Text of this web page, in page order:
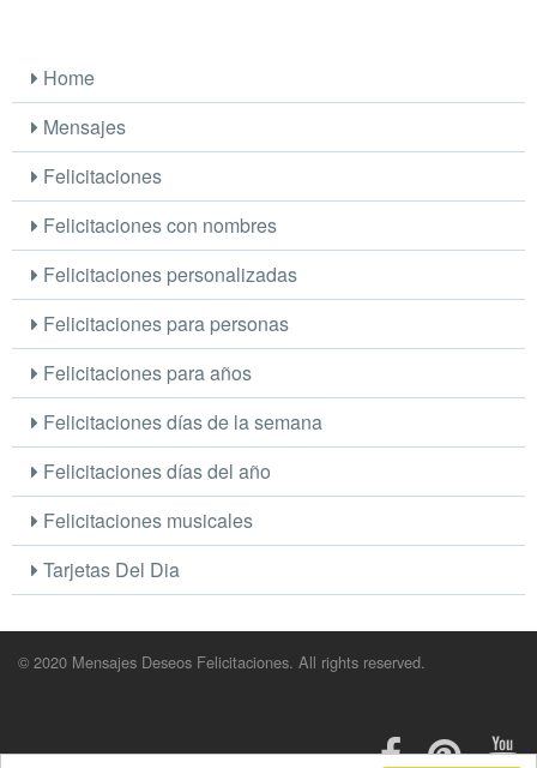
Home
Mensajes
Felicitaciones
Felicitaciones con nombres
Felicitaciones personalizadas
Felicitaciones para personas
Felicitaciones para años
Felicitaciones días de la semana
Felicitaciones días del año
Felicitaciones musicales
Tarjetas Del Dia
© 2020 Mensajes Deseos Felicitaciones. All rights reserved.